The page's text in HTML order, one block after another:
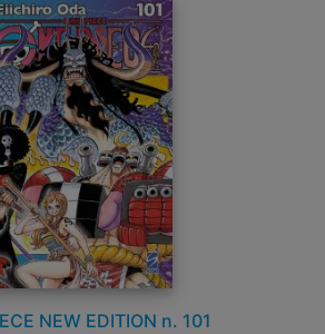
NEW EDITION n. 101